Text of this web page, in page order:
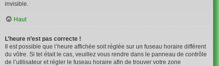
invisible.
Haut
L’heure n’est pas correcte !
Il est possible que l’heure affichée soit réglée sur un fuseau horaire différent
du vôtre. Si tel était le cas, veuillez vous rendre dans le panneau de contrôle
de l’utilisateur et régler le fuseau horaire afin de trouver votre zone